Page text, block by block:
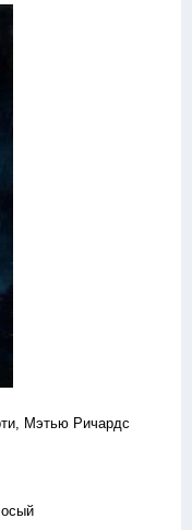
Мэтью Ричардс